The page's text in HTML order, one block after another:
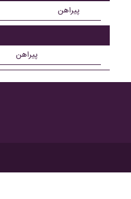
پیراهن
پیراهن